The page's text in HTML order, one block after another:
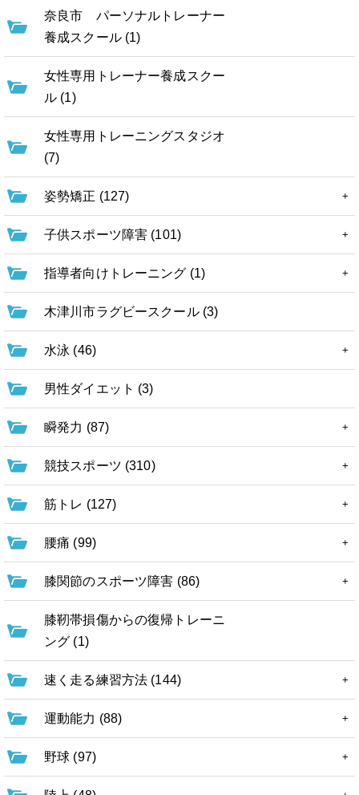
奈良市 パーソナルトレーナー
養成スクール (1)
女性専用トレーナー養成スクー
ル (1)
女性専用トレーニングスタジオ
(7)
姿勢矯正 (127)
子供スポーツ障害 (101)
指導者向けトレーニング (1)
木津川市ラグビースクール (3)
水泳 (46)
男性ダイエット (3)
瞬発力 (87)
競技スポーツ (310)
筋トレ (127)
腰痛 (99)
膝関節のスポーツ障害 (86)
膝靭帯損傷からの復帰トレーニ
ング (1)
速く走る練習方法 (144)
運動能力 (88)
野球 (97)